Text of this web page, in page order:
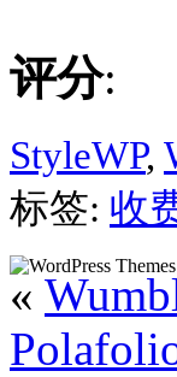
评分:
StyleWP,
标签: 收
«